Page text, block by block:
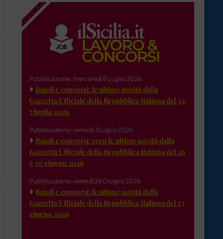
Pubblicazione: mercoledì 8 Luglio 2026
Bandi e concorsi: le ultime novità dalla
Gazzetta Ufficiale della Repubblica Italiana del 3 e
7 luglio 2026
Pubblicazione: venerdì 3 Luglio 2026
Bandi e concorsi: ecco le ultime novità dalla
Gazzetta Ufficiale della Repubblica Italiana del 26
e 30 giugno 2026
Pubblicazione: venerdì 26 Giugno 2026
Bandi e concorsi: le ultime novità dalla
Gazzetta Ufficiale della Repubblica Italiana del 23
giugno 2026